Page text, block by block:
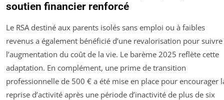
soutien financier renforcé
Le RSA destiné aux parents isolés sans emploi ou à faibles
revenus a également bénéficié d’une revalorisation pour suivre
l’augmentation du coût de la vie. Le barème 2025 reflète cette
adaptation. En complément, une prime de transition
professionnelle de 500 € a été mise en place pour encourager
reprise d’activité après une période d’inactivité de plus de six